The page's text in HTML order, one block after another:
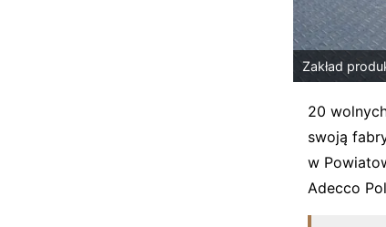
Zakład
20
swoją
w
Adecco